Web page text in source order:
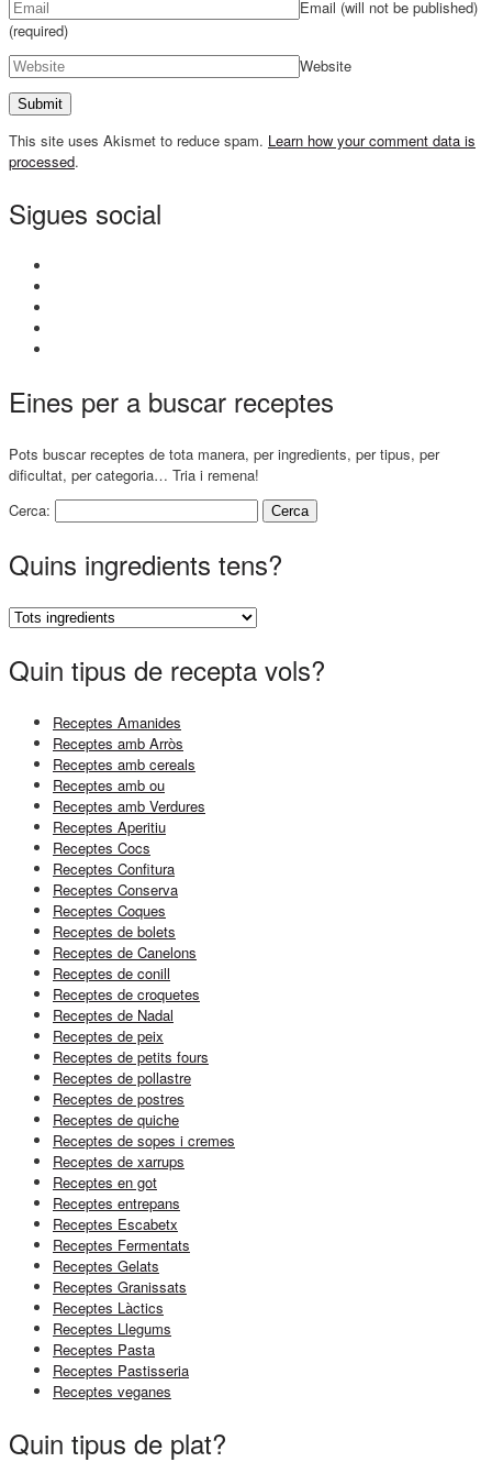
Email (will not be published)
(required)
Website
This site uses Akismet to reduce spam. Learn how your comment data is
processed.
Sigues social
Eines per a buscar receptes
Pots buscar receptes de tota manera, per ingredients, per tipus, per
dificultat, per categoria… Tria i remena!
Cerca:
Quins ingredients tens?
Quin tipus de recepta vols?
Receptes Amanides
Receptes amb Arròs
Receptes amb cereals
Receptes amb ou
Receptes amb Verdures
Receptes Aperitiu
Receptes Cocs
Receptes Confitura
Receptes Conserva
Receptes Coques
Receptes de bolets
Receptes de Canelons
Receptes de conill
Receptes de croquetes
Receptes de Nadal
Receptes de peix
Receptes de petits fours
Receptes de pollastre
Receptes de postres
Receptes de quiche
Receptes de sopes i cremes
Receptes de xarrups
Receptes en got
Receptes entrepans
Receptes Escabetx
Receptes Fermentats
Receptes Gelats
Receptes Granissats
Receptes Làctics
Receptes Llegums
Receptes Pasta
Receptes Pastisseria
Receptes veganes
Quin tipus de plat?